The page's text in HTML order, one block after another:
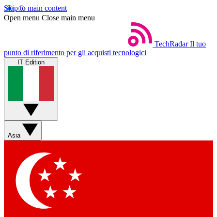
Skip to main content
Open menu Close main menu
TechRadar Il tuo
punto di riferimento per gli acquisti tecnologici
IT Edition
Asia